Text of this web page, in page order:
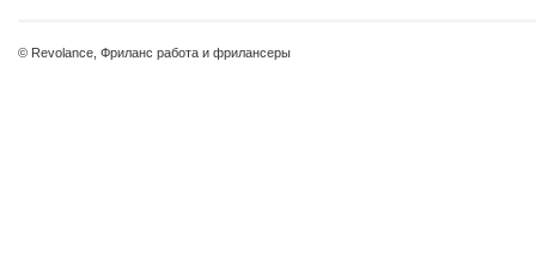
© Revolance, Фриланс работа и фрилансеры